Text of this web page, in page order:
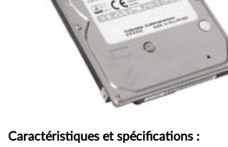
Caractéristiques et spécifications :